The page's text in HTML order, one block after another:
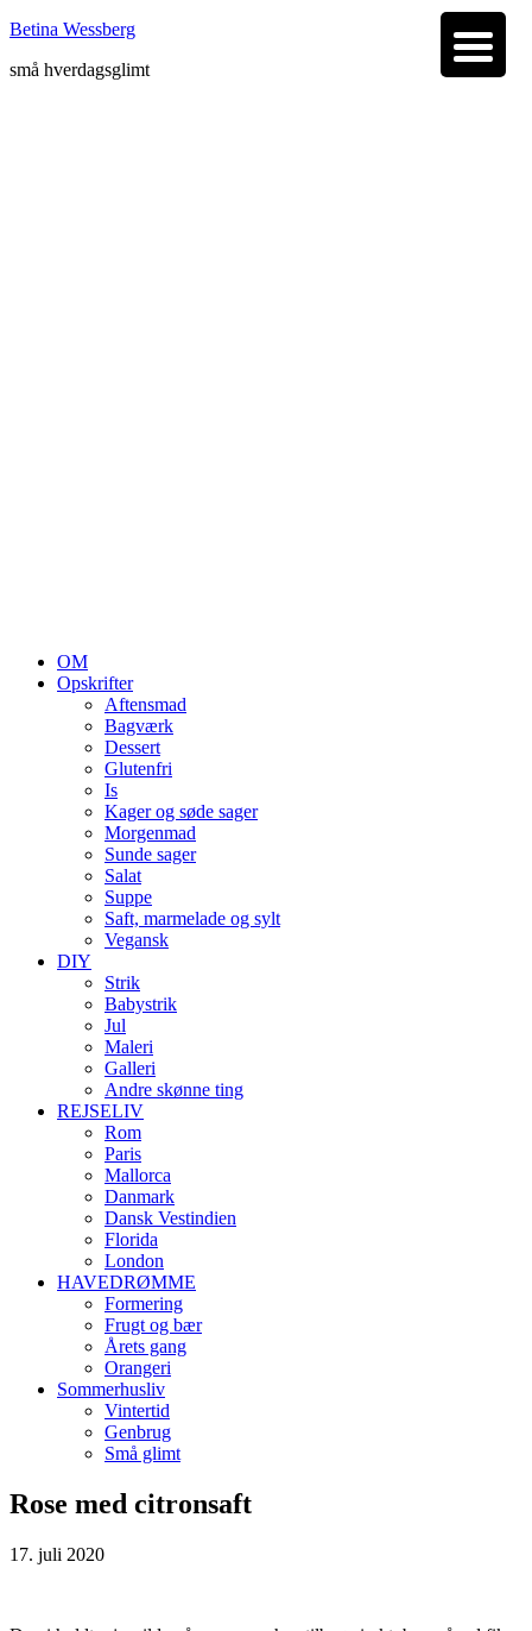
Betina Wessberg
små hverdagsglimt
OM
Opskrifter
Aftensmad
Bagværk
Dessert
Glutenfri
Is
Kager og søde sager
Morgenmad
Sunde sager
Salat
Suppe
Saft, marmelade og sylt
Vegansk
DIY
Strik
Babystrik
Jul
Maleri
Galleri
Andre skønne ting
REJSELIV
Rom
Paris
Mallorca
Danmark
Dansk Vestindien
Florida
London
HAVEDRØMME
Formering
Frugt og bær
Årets gang
Orangeri
Sommerhusliv
Vintertid
Genbrug
Små glimt
Rose med citronsaft
17. juli 2020